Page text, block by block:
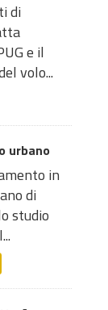
di
e il
volo...
urbano
in
di
studio